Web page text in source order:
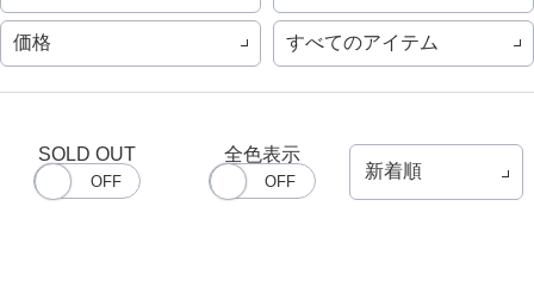
価格 すべてのアイテム
SOLD OUT 全色表示